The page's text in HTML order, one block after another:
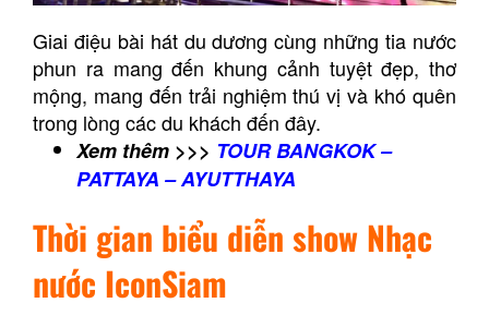
Giai điệu bài hát du dương cùng những tia nước
phun ra mang đến khung cảnh tuyệt đẹp, thơ
mộng, mang đến trải nghiệm thú vị và khó quên
trong lòng các du khách đến đây.
Xem thêm >>> TOUR BANGKOK –
PATTAYA – AYUTTHAYA
Thời gian biểu diễn show Nhạc
nước IconSiam